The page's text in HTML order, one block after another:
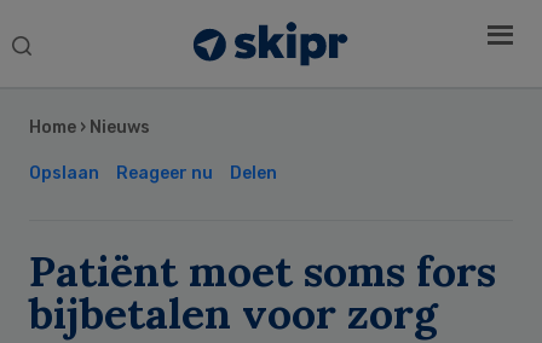
Search
Home › Nieuws
Opslaan Reageer nu Delen
Patiënt moet soms fors
bijbetalen voor zorg
Sidebar